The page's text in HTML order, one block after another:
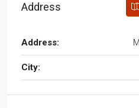
Address
Address:
City: